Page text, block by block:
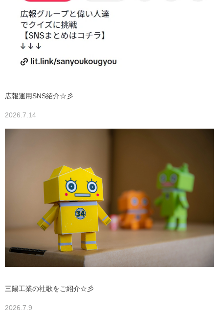
広報運用SNS紹介☆彡
2026.7.14
三陽工業の社歌をご紹介☆彡
2026.7.9